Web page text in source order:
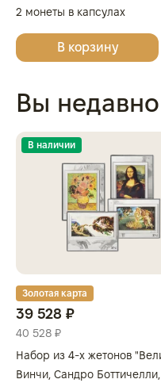
2 монеты в капсулах
(диаметр 46 мм), светло-
бордовыйВ корзину
Вы
В наличии
Золотая карта
39 528 ₽
40 528 ₽
Набор из 4-х жетонов
Винчи, Сандро